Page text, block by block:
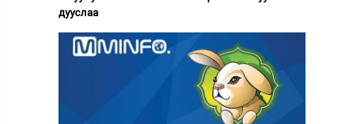
дууслаа